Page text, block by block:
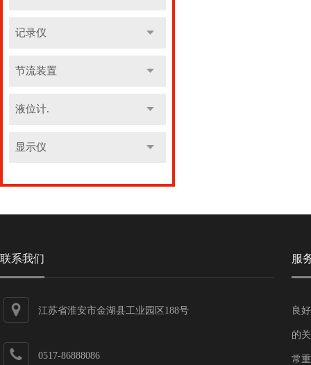
记录仪
节流装置
液位计.
显示仪
联系我们
江苏省淮安市金湖县工业园区188号
0517-86888086
服
良
的
常